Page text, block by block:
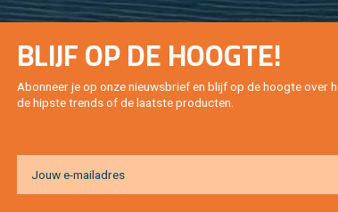
BLIJF OP DE HOOG­TE!
Abon­neer je op onze nieuws­brief en blijf op de hoog­te over
de hip­s­te trends of de laat­ste pro­duc­ten.